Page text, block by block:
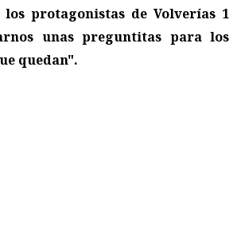
los protagonistas de Volverías 1
unas preguntitas para los
quedan".